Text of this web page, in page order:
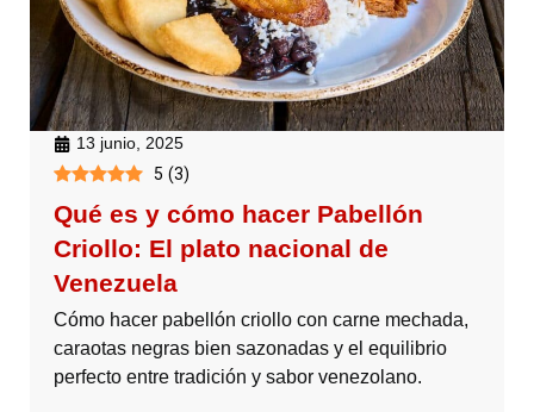
13 junio, 2025
5 (3)
Qué es y cómo hacer Pabellón
Criollo: El plato nacional de
Venezuela
Cómo hacer pabellón criollo con carne mechada,
caraotas negras bien sazonadas y el equilibrio
perfecto entre tradición y sabor venezolano.